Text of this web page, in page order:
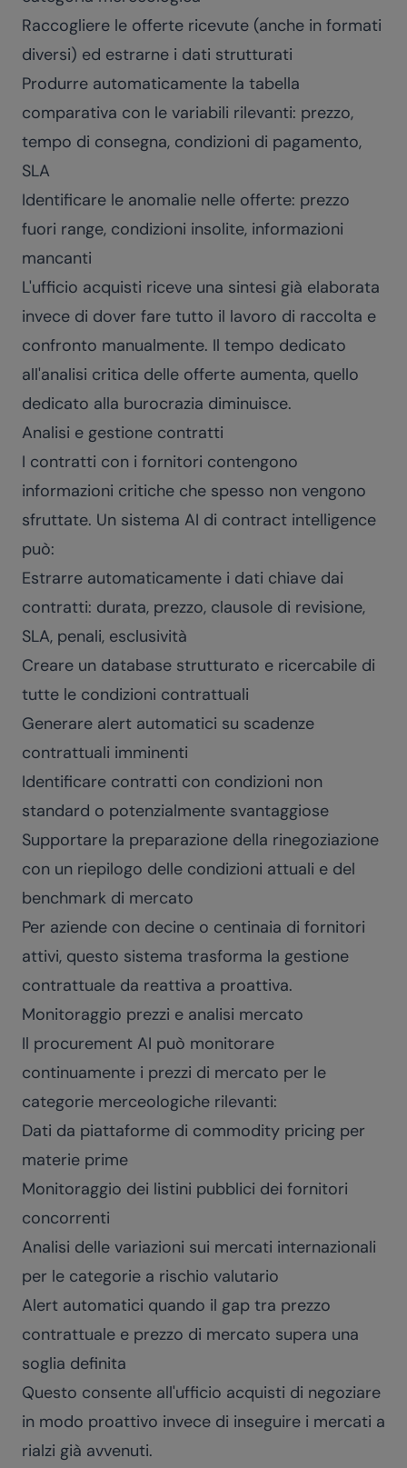
Raccogliere le offerte ricevute (anche in formati
diversi) ed estrarne i dati strutturati
Produrre automaticamente la tabella
comparativa con le variabili rilevanti: prezzo,
tempo di consegna, condizioni di pagamento,
SLA
Identificare le anomalie nelle offerte: prezzo
fuori range, condizioni insolite, informazioni
mancanti
L'ufficio acquisti riceve una sintesi già elaborata
invece di dover fare tutto il lavoro di raccolta e
confronto manualmente. Il tempo dedicato
all'analisi critica delle offerte aumenta, quello
dedicato alla burocrazia diminuisce.
Analisi e gestione contratti
I contratti con i fornitori contengono
informazioni critiche che spesso non vengono
sfruttate. Un sistema AI di contract intelligence
può:
Estrarre automaticamente i dati chiave dai
contratti: durata, prezzo, clausole di revisione,
SLA, penali, esclusività
Creare un database strutturato e ricercabile di
tutte le condizioni contrattuali
Generare alert automatici su scadenze
contrattuali imminenti
Identificare contratti con condizioni non
standard o potenzialmente svantaggiose
Supportare la preparazione della rinegoziazione
con un riepilogo delle condizioni attuali e del
benchmark di mercato
Per aziende con decine o centinaia di fornitori
attivi, questo sistema trasforma la gestione
contrattuale da reattiva a proattiva.
Monitoraggio prezzi e analisi mercato
Il procurement AI può monitorare
continuamente i prezzi di mercato per le
categorie merceologiche rilevanti:
Dati da piattaforme di commodity pricing per
materie prime
Monitoraggio dei listini pubblici dei fornitori
concorrenti
Analisi delle variazioni sui mercati internazionali
per le categorie a rischio valutario
Alert automatici quando il gap tra prezzo
contrattuale e prezzo di mercato supera una
soglia definita
Questo consente all'ufficio acquisti di negoziare
in modo proattivo invece di inseguire i mercati a
rialzi già avvenuti.